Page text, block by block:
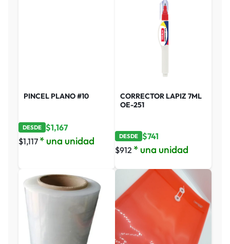
PINCEL PLANO #10
DESDE $1,167
$1,117 * una unidad
CORRECTOR LAPIZ 7ML
OE-251
DESDE $741
$912 * una unidad